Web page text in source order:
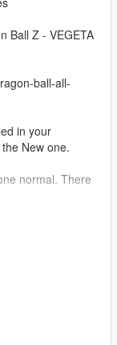
Ball Z - VEGETA
ball-all-
in your
New one.
normal. There